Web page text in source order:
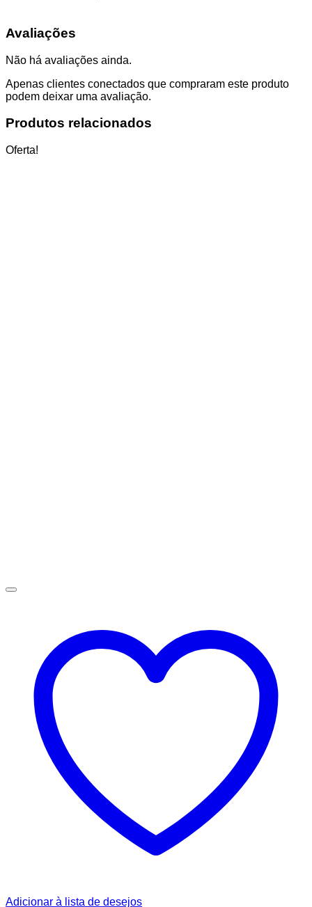
Avaliações
Não há avaliações ainda.
Apenas clientes conectados que compraram este produto
podem deixar uma avaliação.
Produtos relacionados
Oferta!
Adicionar à lista de desejos